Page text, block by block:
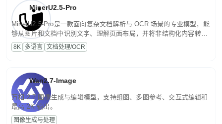
MinerU2.5-Pro
MinerU2.5-Pro是一款面向复杂文档解析与 OCR 场景的专业模型，能
够从图片和文档中识别文字、理解页面布局，并将非结构化内容转换
为便于存储、检索和二次处理的结构化结果。
8K 多语言 文档处理/OCR
Wan2.7-Image
万相 2.7 图像生成与编辑模型，支持组图、多图参考、交互式编辑和
最高 2K 输出。
图像生成与处理